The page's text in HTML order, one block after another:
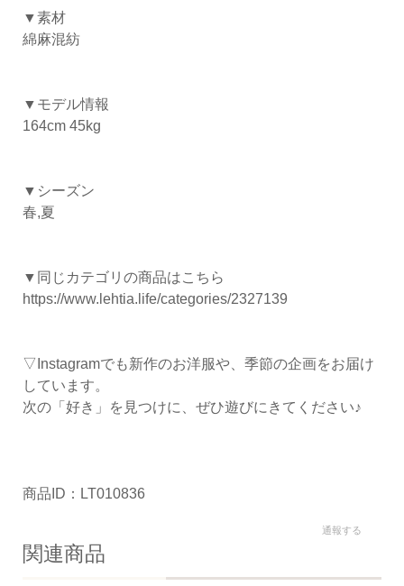
▼素材
綿麻混紡
▼モデル情報
164cm 45kg
▼シーズン
春,夏
▼同じカテゴリの商品はこちら
https://www.lehtia.life/categories/2327139
▽Instagramでも新作のお洋服や、季節の企画をお届け
しています。
次の「好き」を見つけに、ぜひ遊びにきてください♪
商品ID：LT010836
通報する
関連商品